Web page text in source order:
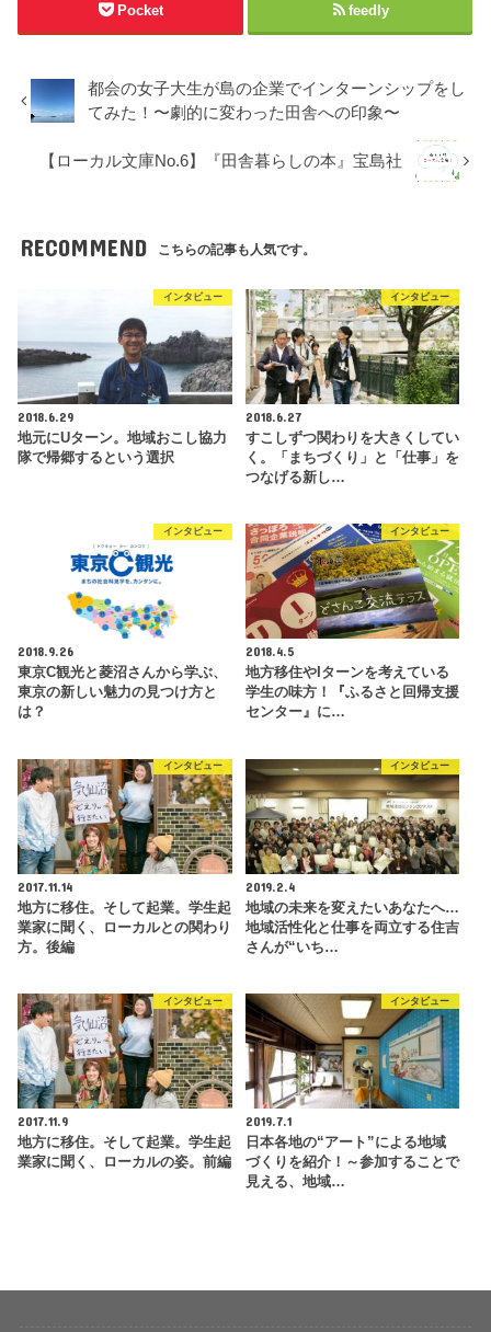
Pocket feedly
都会の女子大生が島の企業でインターンシップをし
てみた！〜劇的に変わった田舎への印象〜
【ローカル文庫No.6】『田舎暮らしの本』宝島社
RECOMMEND こちらの記事も人気です。
インタビュー
2018.6.29
地元にUターン。地域おこし協力
隊で帰郷するという選択
インタビュー
2018.6.27
すこしずつ関わりを大きくしてい
く。「まちづくり」と「仕事」を
つなげる新し…
インタビュー
2018.9.26
東京C観光と菱沼さんから学ぶ、
東京の新しい魅力の見つけ方と
は？
インタビュー
2018.4.5
地方移住やIターンを考えている
学生の味方！『ふるさと回帰支援
センター』に…
インタビュー
2017.11.14
地方に移住。そして起業。学生起
業家に聞く、ローカルとの関わり
方。後編
インタビュー
2019.2.4
地域の未来を変えたいあなたへ…
地域活性化と仕事を両立する住吉
さんが“いち…
インタビュー
2017.11.9
地方に移住。そして起業。学生起
業家に聞く、ローカルの姿。前編
インタビュー
2019.7.1
日本各地の“アート”による地域
づくりを紹介！～参加することで
見える、地域…